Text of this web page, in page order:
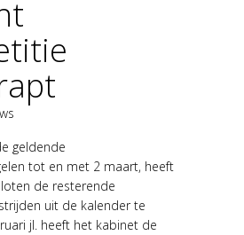
geldende
tot en met 2 maart, heeft
de resterende
uit de kalender te
jl. heeft het kabinet de